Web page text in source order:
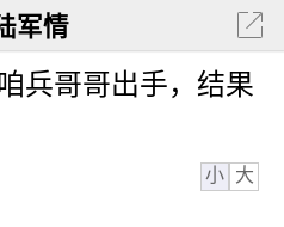
军情
兵哥哥出手，结果
小 大